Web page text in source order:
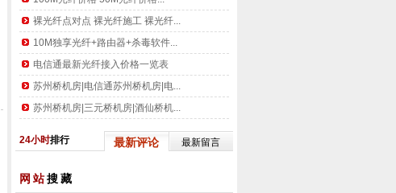
裸光纤点对点 裸光纤施工 裸光纤...
10M独享光纤+路由器+杀毒软件...
电信通最新光纤接入价格一览表
苏州桥机房|电信通苏州桥机房|电...
苏州桥机房|三元桥机房|酒仙桥机...
24小时排行 最新评论 最新留言
网站搜藏